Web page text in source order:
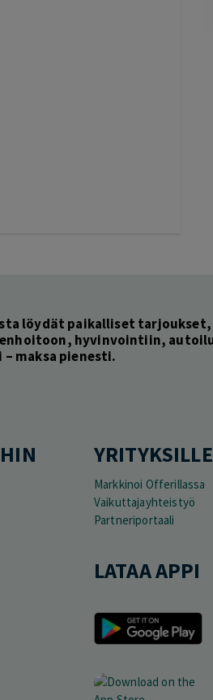
löydät paikalliset
hyvinvointiin,
– maksa pienesti.
YRITYKSILLE
Markkinoi Offerillassa
Vaikuttajayhteistyö
Partneriportaali
LATAA APPI